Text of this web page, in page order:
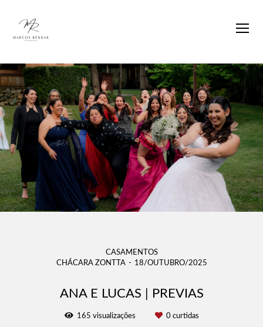
CASAMENTOS
CHÁCARA ZONTTA
18/OUTUBRO/2025
ANA E LUCAS | PREVIAS
165 visualizações 0curtidas